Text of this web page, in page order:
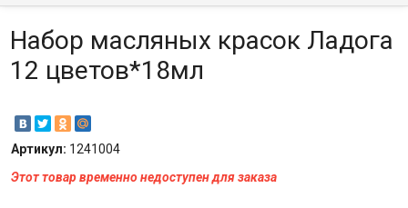
Набор масляных красок Ладога
12 цветов*18мл
Артикул: 1241004
Этот товар временно недоступен для заказа